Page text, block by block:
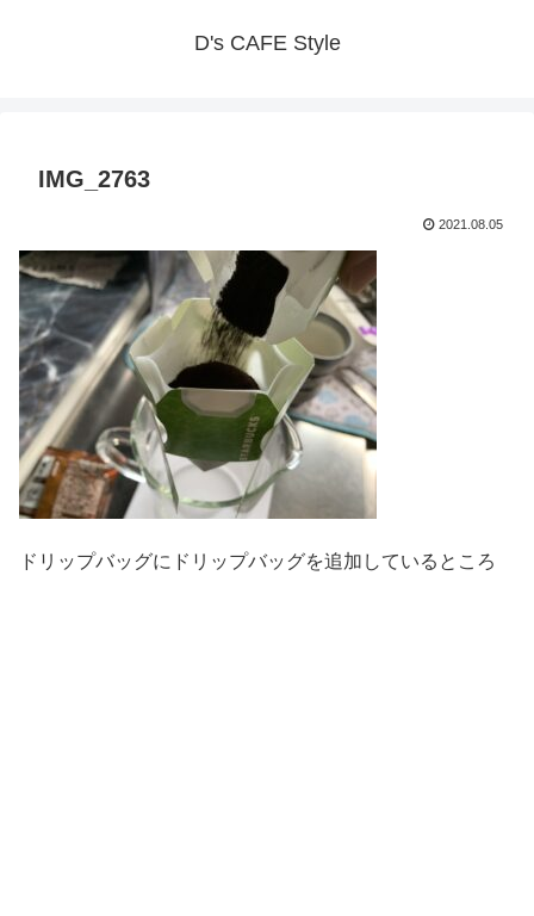
D's CAFE Style
IMG_2763
2021.08.05
ドリップバッグにドリップバッグを追加しているところ